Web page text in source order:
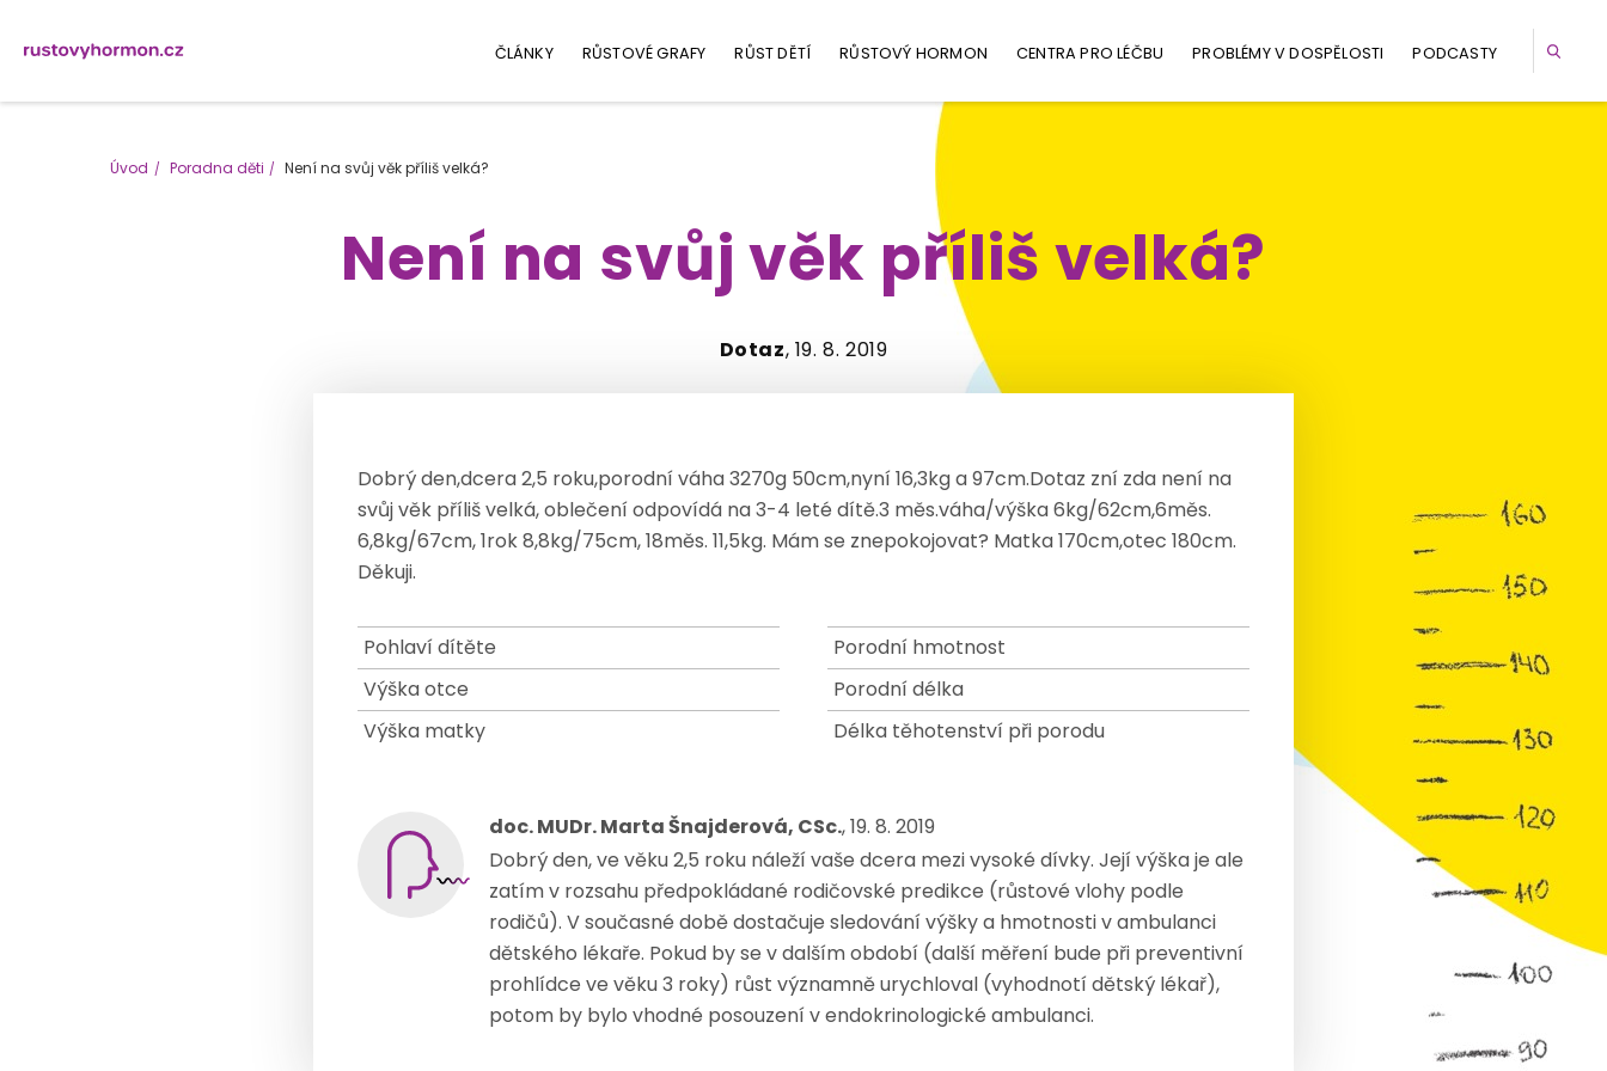
ČLÁNKY RŮSTOVÉ GRAFY RŮST DĚTÍ RŮSTOVÝ HORMON CENTRA PRO LÉČBU PROBLÉMY V DOSPĚLOSTI PODCASTY
Úvod Poradna děti Není na svůj věk příliš velká?
Není na svůj věk příliš velká?
Dotaz, 19. 8. 2019
Dobrý den,dcera 2,5 roku,porodní váha 3270g 50cm,nyní 16,3kg a 97cm.Dotaz zní zda není na
svůj věk příliš velká, oblečení odpovídá na 3-4 leté dítě.3 měs.váha/výška 6kg/62cm,6měs.
6,8kg/67cm, 1rok 8,8kg/75cm, 18měs. 11,5kg. Mám se znepokojovat? Matka 170cm,otec 180cm.
Děkuji.
Pohlaví dítěte
Výška otce
Výška matky
Porodní hmotnost
Porodní délka
Délka těhotenství při porodu
doc. MUDr. Marta Šnajderová, CSc., 19. 8. 2019
Dobrý den, ve věku 2,5 roku náleží vaše dcera mezi vysoké dívky. Její výška je ale
zatím v rozsahu předpokládané rodičovské predikce (růstové vlohy podle
rodičů). V současné době dostačuje sledování výšky a hmotnosti v ambulanci
dětského lékaře. Pokud by se v dalším období (další měření bude při preventivní
prohlídce ve věku 3 roky) růst významně urychloval (vyhodnotí dětský lékař),
potom by bylo vhodné posouzení v endokrinologické ambulanci.